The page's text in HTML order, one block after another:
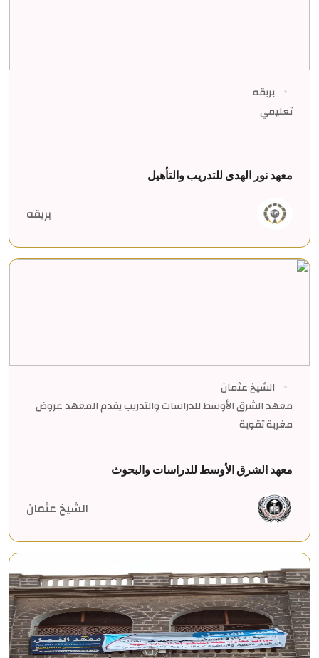
بريقه
تعليمي
معهد نور الهدى للتدريب والتأهيل
بريقه
الشيخ عثمان
معهد الشرق الأوسط للدراسات والتدريب يقدم المعهد عروض
مغرية تقوية
معهد الشرق الأوسط للدراسات والبحوث
الشيخ عثمان